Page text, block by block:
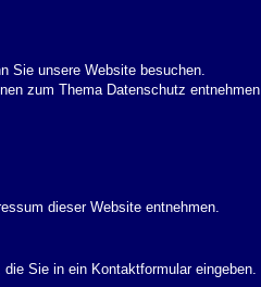
Sie unsere Website besuchen.
zum Thema Datenschutz entnehmen
dieser Website entnehmen.
Sie in ein Kontaktformular eingeben.